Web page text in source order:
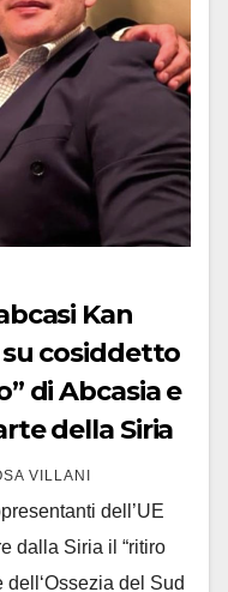
Kan
cosiddetto
di Abcasia e
della Siria
VILLANI
dell’UE
dalla Siria il “ritiro
del Sud